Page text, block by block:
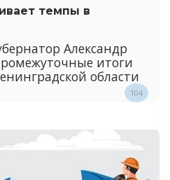
темпы в
Александр
итоги
области
104